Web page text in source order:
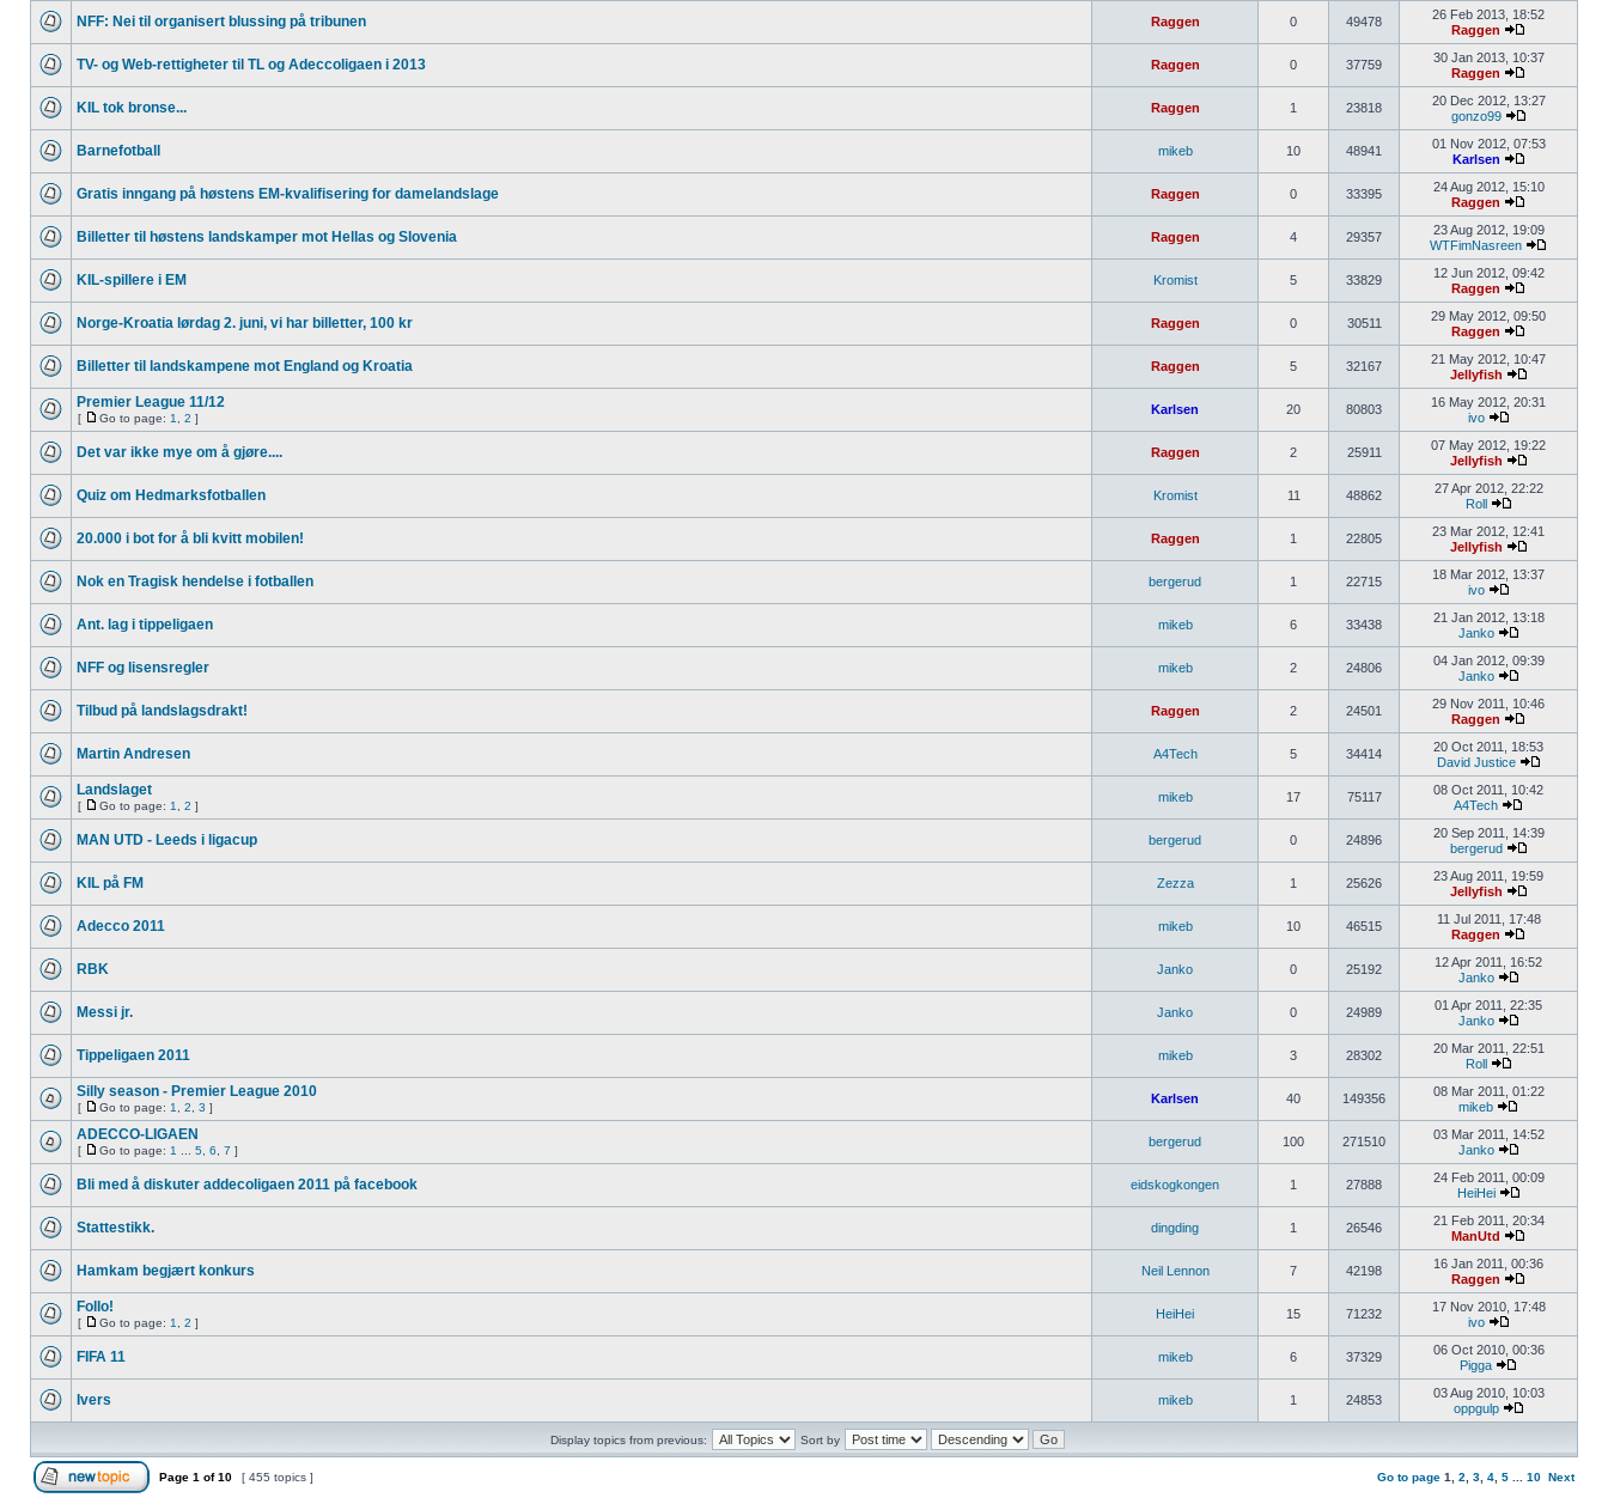
NFF: Nei til organisert blussing på tribunen Raggen 0 49478
26 Feb 2013, 18:52
Raggen
TV- og Web-rettigheter til TL og Adeccoligaen i 2013 Raggen 0 37759
30 Jan 2013, 10:37
Raggen
KIL tok bronse... Raggen 1 23818
20 Dec 2012, 13:27
gonzo99
Barnefotball mikeb 10 48941
01 Nov 2012, 07:53
Karlsen
Gratis inngang på høstens EM-kvalifisering for damelandslage Raggen 0 33395
24 Aug 2012, 15:10
Raggen
Billetter til høstens landskamper mot Hellas og Slovenia Raggen 4 29357
23 Aug 2012, 19:09
WTFimNasreen
KIL-spillere i EM Kromist 5 33829
12 Jun 2012, 09:42
Raggen
Norge-Kroatia lørdag 2. juni, vi har billetter, 100 kr Raggen 0 30511
29 May 2012, 09:50
Raggen
Billetter til landskampene mot England og Kroatia Raggen 5 32167
21 May 2012, 10:47
Jellyfish
Premier League 11/12
[ Go to page: 1 2 ]
Karlsen 20 80803
16 May 2012, 20:31
ivo
Det var ikke mye om å gjøre.... Raggen 2 25911
07 May 2012, 19:22
Jellyfish
Quiz om Hedmarksfotballen Kromist 11 48862
27 Apr 2012, 22:22
Roll
20.000 i bot for å bli kvitt mobilen! Raggen 1 22805
23 Mar 2012, 12:41
Jellyfish
Nok en Tragisk hendelse i fotballen bergerud 1 22715
18 Mar 2012, 13:37
ivo
Ant. lag i tippeligaen mikeb 6 33438
21 Jan 2012, 13:18
Janko
NFF og lisensregler mikeb 2 24806
04 Jan 2012, 09:39
Janko
Tilbud på landslagsdrakt! Raggen 2 24501
29 Nov 2011, 10:46
Raggen
Martin Andresen A4Tech 5 34414
20 Oct 2011, 18:53
David Justice
Landslaget
[ Go to page: 1 2 ]
mikeb 17 75117
08 Oct 2011, 10:42
A4Tech
MAN UTD - Leeds i ligacup bergerud 0 24896
20 Sep 2011, 14:39
bergerud
KIL på FM Zezza 1 25626
23 Aug 2011, 19:59
Jellyfish
Adecco 2011 mikeb 10 46515
11 Jul 2011, 17:48
Raggen
RBK Janko 0 25192
12 Apr 2011, 16:52
Janko
Messi jr. Janko 0 24989
01 Apr 2011, 22:35
Janko
Tippeligaen 2011 mikeb 3 28302
20 Mar 2011, 22:51
Roll
Silly season - Premier League 2010
[ Go to page: 1 2 3 ]
Karlsen 40 149356
08 Mar 2011, 01:22
mikeb
ADECCO-LIGAEN
[ Go to page: 1 5 6 7 ]
bergerud 100 271510
03 Mar 2011, 14:52
Janko
Bli med å diskuter addecoligaen 2011 på facebook eidskogkongen 1 27888
24 Feb 2011, 00:09
HeiHei
Stattestikk. dingding 1 26546
21 Feb 2011, 20:34
ManUtd
Hamkam begjært konkurs Neil Lennon 7 42198
16 Jan 2011, 00:36
Raggen
Follo!
[ Go to page: 1 2 ]
HeiHei 15 71232
17 Nov 2010, 17:48
ivo
FIFA 11 mikeb 6 37329
06 Oct 2010, 00:36
Pigga
Ivers mikeb 1 24853
03 Aug 2010, 10:03
oppgulp
Display topics from previous: Sort by
Page 1 of10 [ 455 topics ] Go to page 1 2 3 4 5 10 Next